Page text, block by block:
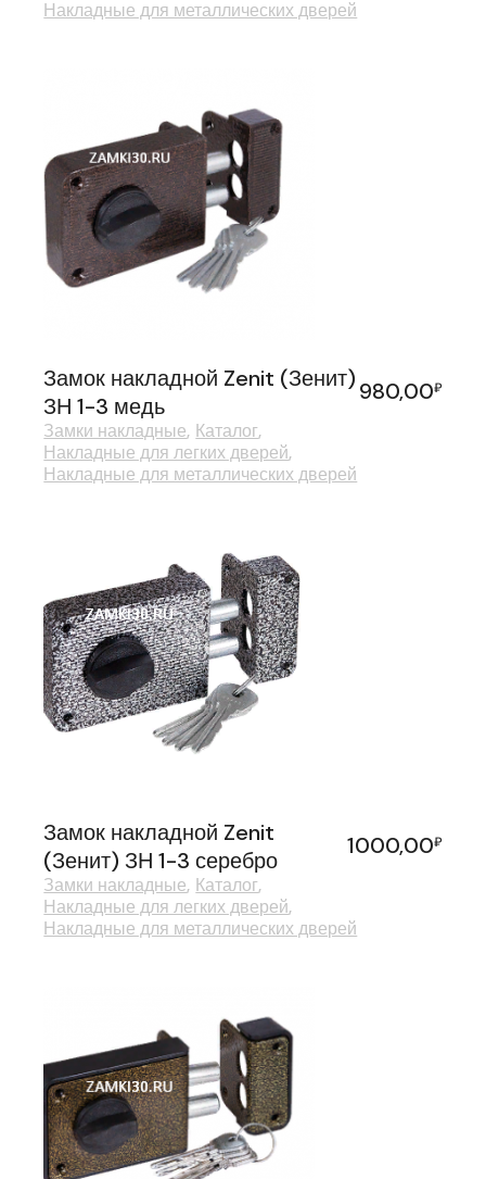
Накладные для металлических дверей
Замок накладной Zenit (Зенит)
ЗН 1-3 медь
980,00₽
Замки накладные Каталог
Накладные для легких дверей
Накладные для металлических дверей
Замок накладной Zenit
(Зенит) ЗН 1-3 серебро
1000,00₽
Замки накладные Каталог
Накладные для легких дверей
Накладные для металлических дверей